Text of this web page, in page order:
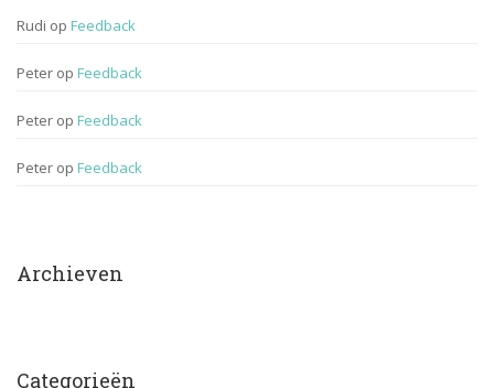
Rudi op Feedback
Peter op Feedback
Peter op Feedback
Peter op Feedback
Archieven
Categorieën